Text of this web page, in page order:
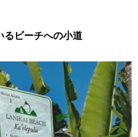
るビーチへの小道